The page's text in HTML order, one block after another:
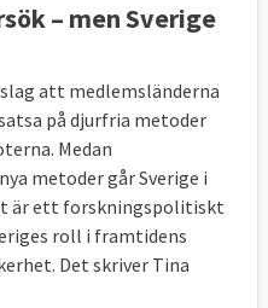
– men Sverige
att medlemsländerna
på djurfria metoder
Medan
metoder går Sverige i
är ett forskningspolitiskt
roll i framtidens
Det skriver Tina